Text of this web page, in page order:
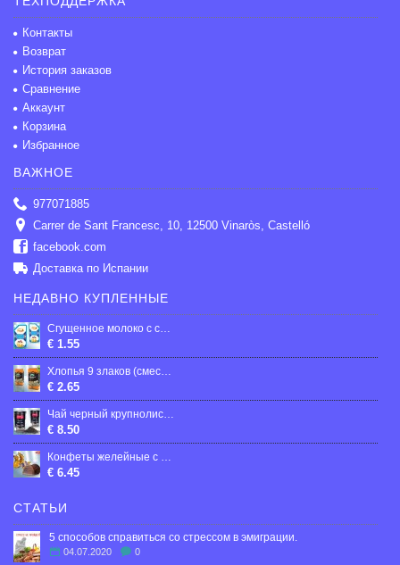
Контакты
Возврат
История заказов
Сравнение
Аккаунт
Корзина
Избранное
ВАЖНОЕ
977071885
Carrer de Sant Francesc, 10, 12500 Vinaròs, Castelló
facebook.com
Доставка по Испании
НЕДАВНО КУПЛЕННЫЕ
Сгущенное молоко с сахaром 5,1%
€ 1.55
Хлопья 9 злаков (смесь хлопьев: овсяные, гречневые, ржаные, пшеничные, пшенные, рисовые, ячменные, хлопья из полбы, кукурузные), Экстра
€ 2.65
Чай черный крупнолистовой "Earl Grey" 250 грамм
€ 8.50
Конфеты желейные с фруктовым вкусом в какаосодержащей глазури, 300г
€ 6.45
СТАТЬИ
5 способов справиться со стрессом в эмиграции.
04.07.2020 0